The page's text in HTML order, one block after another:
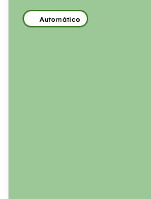
Automático